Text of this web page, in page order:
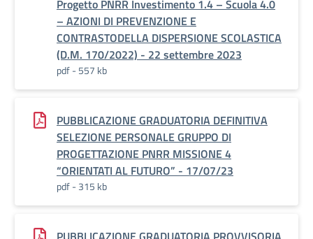
Progetto PNRR Investimento 1.4 – Scuola 4.0
– AZIONI DI PREVENZIONE E
CONTRASTODELLA DISPERSIONE SCOLASTICA
(D.M. 170/2022) - 22 settembre 2023
pdf - 557 kb
PUBBLICAZIONE GRADUATORIA DEFINITIVA
SELEZIONE PERSONALE GRUPPO DI
PROGETTAZIONE PNRR MISSIONE 4
“ORIENTATI AL FUTURO” - 17/07/23
pdf - 315 kb